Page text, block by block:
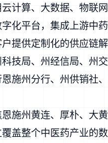
云计算、大数据、物
化平台，集成上游中
提供定制化的供应链
技局、州经信局、州
施州分行、州供销社
恩施州黄连、厚朴、
盖整个中医药产业的